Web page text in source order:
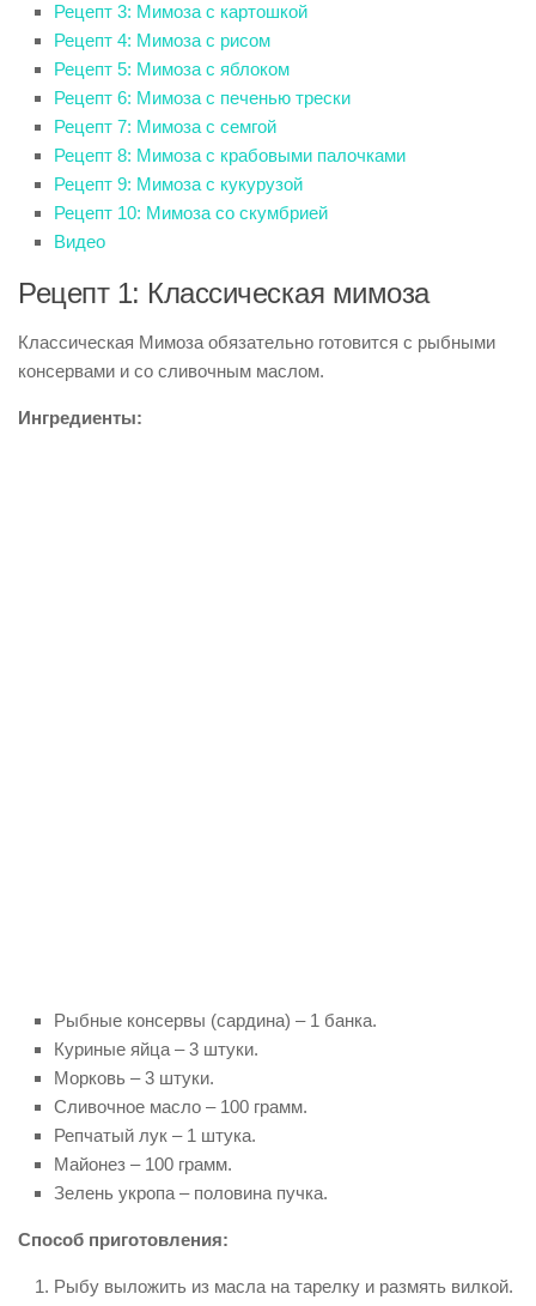
Рецепт 3: Мимоза с картошкой
Рецепт 4: Мимоза с рисом
Рецепт 5: Мимоза с яблоком
Рецепт 6: Мимоза с печенью трески
Рецепт 7: Мимоза с семгой
Рецепт 8: Мимоза с крабовыми палочками
Рецепт 9: Мимоза с кукурузой
Рецепт 10: Мимоза со скумбрией
Видео
Рецепт 1: Классическая мимоза
Классическая Мимоза обязательно готовится с рыбными
консервами и со сливочным маслом.
Ингредиенты:
Рыбные консервы (сардина) – 1 банка.
Куриные яйца – 3 штуки.
Морковь – 3 штуки.
Сливочное масло – 100 грамм.
Репчатый лук – 1 штука.
Майонез – 100 грамм.
Зелень укропа – половина пучка.
Способ приготовления:
Рыбу выложить из масла на тарелку и размять вилкой.